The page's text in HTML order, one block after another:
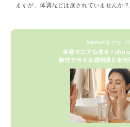
ますが、体調などは崩されていませんか